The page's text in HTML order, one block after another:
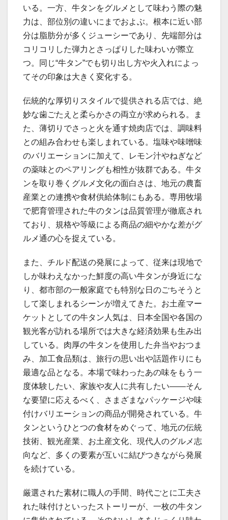
いる。一方、牛タンをグルメとして味わう際の魅
力は、部位別の違いにまでおよぶ。根本に近い部
分は脂肪分が多くジューシーであり、先端部分は
コリコリした弾力とさっぱりした味わいが際立
つ。同じ“牛タン”でも切り出し方や火入れによっ
てその印象は大きく変化する。
伝統的な厚切りスタイルで提供される店では、絶
妙な歯ごたえと柔らかさの両立が求められる。ま
た、薄切りでさっと火を通す焼肉店では、調味料
との組み合わせも楽しまれている。塩味や味噌味
のバリエーションに加えて、レモン汁やねぎなど
の薬味とのペアリングも相性が抜群である。牛タ
ンを取り巻くグルメ文化の面白さは、地元の農畜
産業との連携や食材供給体制にもある。専用牧場
で肥育管理された牛のタンは品質管理が徹底され
ており、規格や等級による商品の細やかな差がグ
ルメ通の心を捉えている。
また、チルド配送の発展によって、従来は現地で
しか味わえなかった鮮度の高い牛タンが身近にな
り、都市部の一般家庭でも特別な日のごちそうと
して楽しまれるシーンが増えてきた。お土産マー
ケットとしての牛タン人気は、日本全国や各国の
観光客が訪れる場所では大きな経済効果も生み出
している。肉厚の牛タンを使用した弁当やおつま
み、加工食品類は、旅行の思い出や話題作りにも
最適な品となる。本場で味わったあの味をもう一
度体験したい、家族や友人に共有したい――そん
な要望に応えるべく、さまざまなパッケージや味
付けバリエーションの商品が開発されている。牛
タンというひとつの食材をめぐって、地元の伝統
技術、観光産業、お土産文化、現代人のグルメ志
向など、多くの要素が互いに結びつきながら発展
を続けている。
厳選された素材に職人の手間、時代ごとに工夫さ
れた味付けといったストーリーが、一枚の牛タン